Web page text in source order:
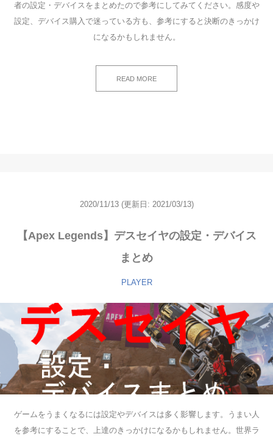
者の設定・デバイスをまとめたので参考にしてみてください。感度や
設定、デバイス購入で迷っている方も、参考にすると決断のきっかけ
になるかもしれません。
READ MORE
2020/11/13 (更新日: 2021/03/13)
【Apex Legends】デスセイヤの設定・デバイス
まとめ
PLAYER
ゲームをうまくなるには設定やデバイスは多く影響します。うまい人
を参考にすることで、上達のきっかけになるかもしれません。世界ラ